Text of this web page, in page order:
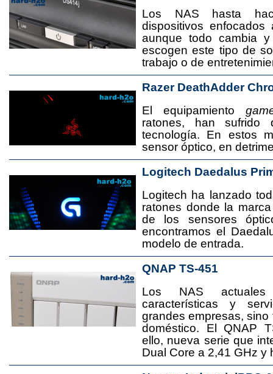
Los NAS hasta
dispositivos
aunque todo cambia
escogen este tipo de
trabajo o de
Razer DeathAdder
El equipamiento
ratones, han sufrido
tecnología. En estos
sensor óptico, en
Logitech Daedalus
Logitech ha lanzado
ratones donde la
de los sensores
encontramos el
modelo de entrada.
QNAP TS-451
Los NAS
características y
grandes empresas,
doméstico. El QNAP
ello, nueva serie que
Dual Core a 2,41 GHz y